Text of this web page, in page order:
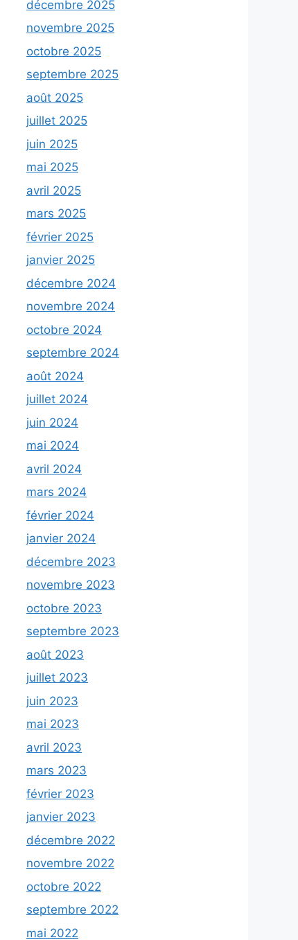
décembre 2025
novembre 2025
octobre 2025
septembre 2025
août 2025
juillet 2025
juin 2025
mai 2025
avril 2025
mars 2025
février 2025
janvier 2025
décembre 2024
novembre 2024
octobre 2024
septembre 2024
août 2024
juillet 2024
juin 2024
mai 2024
avril 2024
mars 2024
février 2024
janvier 2024
décembre 2023
novembre 2023
octobre 2023
septembre 2023
août 2023
juillet 2023
juin 2023
mai 2023
avril 2023
mars 2023
février 2023
janvier 2023
décembre 2022
novembre 2022
octobre 2022
septembre 2022
mai 2022